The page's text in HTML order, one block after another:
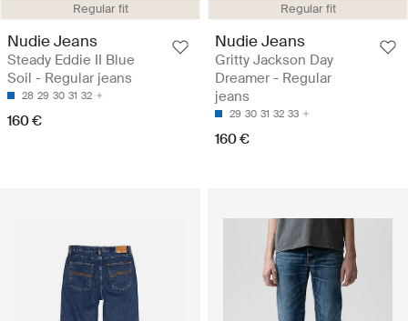
Regular fit
Nudie Jeans
Steady Eddie II Blue
Soil - Regular jeans
28 29 30 31 32
160 €
Regular fit
Nudie Jeans
Gritty Jackson Day
Dreamer - Regular
jeans
29 30 31 32 33
160 €